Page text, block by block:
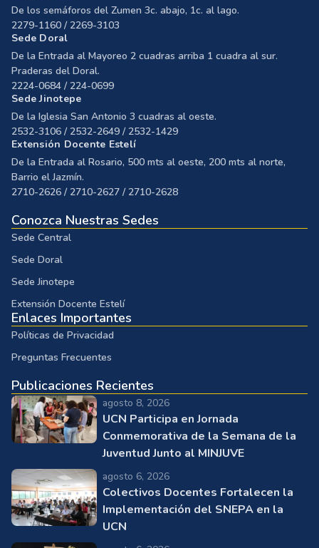
De los semáforos del Zumen 3c. abajo, 1c. al lago.
2279-1160 / 2269-3103
Sede Doral
De la Entrada al Mayoreo 2 cuadras arriba 1 cuadra al sur.
Praderas del Doral.
2224-0684 / 224-0699
Sede Jinotepe
De la Iglesia San Antonio 3 cuadras al oeste.
2532-3106 / 2532-2649 / 2532-1429
Extensión Docente Estelí
De la Entrada al Rosario, 500 mts al oeste, 200 mts al norte,
Barrio el Jazmín.
2710-2626 / 2710-2627 / 2710-2628
Conozca Nuestras Sedes
Sede Central
Sede Doral
Sede Jinotepe
Extensión Docente Estelí
Enlaces Importantes
Políticas de Privacidad
Preguntas Frecuentes
Publicaciones Recientes
agosto 8, 2026
UCN Participa en Jornada
Conmemorativa de la Semana de la
Juventud Junto al MINJUVE
agosto 6, 2026
Colectivos Docentes Fortalecen la
Implementación del SNEPA en la
UCN